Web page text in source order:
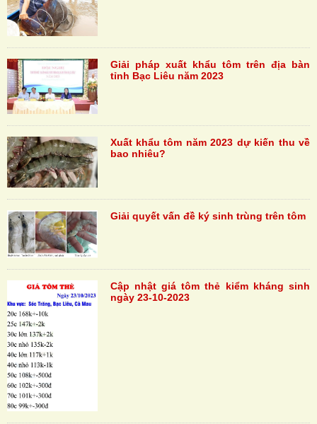
Giải pháp xuất khẩu tôm trên địa bàn
tỉnh Bạc Liêu năm 2023
Xuất khẩu tôm năm 2023 dự kiến thu về
bao nhiêu?
Giải quyết vấn đề ký sinh trùng trên tôm
Cập nhật giá tôm thẻ kiểm kháng sinh
ngày 23-10-2023